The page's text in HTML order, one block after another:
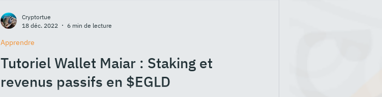
Tutoriel Wallet Maiar : Staking et
revenus passifs en $EGLD
Apprendre
Cryptortue
18 déc. 2022
6 min de lecture